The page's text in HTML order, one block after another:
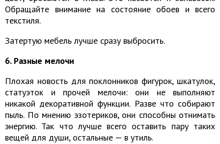
Обращайте внимание на состояние обоев и всего
текстиля.
Затертую мебель лучше сразу выбросить.
6. Разные мелочи
Плохая новость для поклонников фигурок, шкатулок,
статуэток и прочей мелочи: они не выполняют
никакой декоративной функции. Разве что собирают
пыль. По мнению эзотериков, они способны отнимать
энергию. Так что лучше всего оставить пару таких
вещей для души, остальные — в утиль.